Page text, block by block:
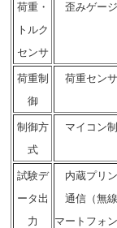
荷重・
トルク
センサ
歪みゲー
荷重制
御
荷重セン
制御方
式
マイコン制
試験デ
ータ出
力
内蔵プリン
通信（無線
マートフォ